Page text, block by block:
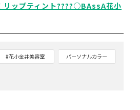
ップティント????○BAssA花小
#花小金井美容室 パーソナルカラー